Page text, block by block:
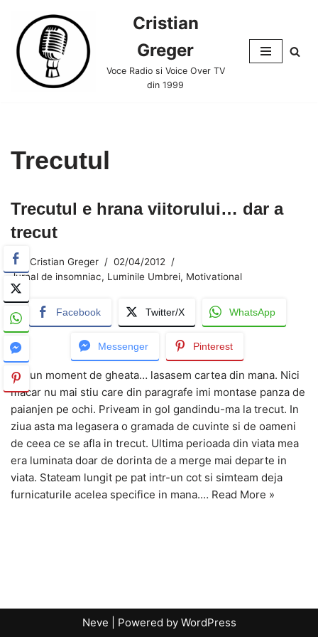
Skip
to
content
Cristian
Greger
Voce Radio si Voice Over TV
din 1999
Trecutul
Trecutul e hrana viitorului… dar a
trecut
Cristian Greger
02/04/2012
Jurnal de insomniac, Luminile Umbrei, Motivational
Facebook Twitter/X WhatsApp
Messenger Pinterest
Era un moment de gheata… lasasem cartea din mana. Nici
macar nu mai stiu care din paragrafe imi montase panza de
paianjen pe ochi. Priveam in gol gandindu-ma la trecut. In
ziua asta ma legasera o gramada de cuvinte si de oameni
de ceea ce se afla in trecut. Ultima perioada din viata mea
era luminata doar de dorinta de a merge mai departe in
viata. Stateam lungit pe pat intr-un cot si simteam deja
furnicaturile acelea specifice in mana.… Read More »
Neve | Powered by WordPress